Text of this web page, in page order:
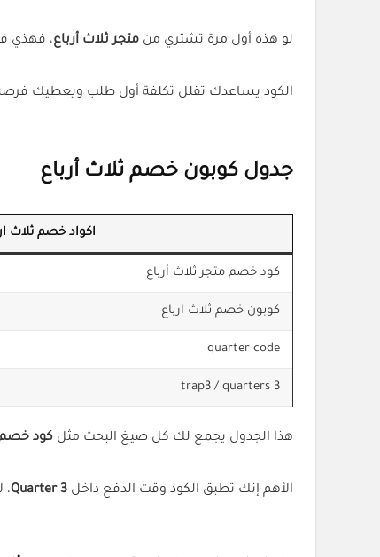
لو هذه أول مرة تشتري من متجر ثلاث أرباع، فهذي
الكود يساعدك تقلل تكلفة أول طلب ويعطيك
جدول كوبون خصم ثلاث أرباع
اكواد خصم ثلاث
كود خصم متجر ثلاث أرباع
كوبون خصم ثلاث ارباع
quarter code
trap3 / quarters 3
هذا الجدول يجمع لك كل صيغ البحث مثل كود خصم
الأهم إنك تطبق الكود وقت الدفع داخل 3 Quarter ،